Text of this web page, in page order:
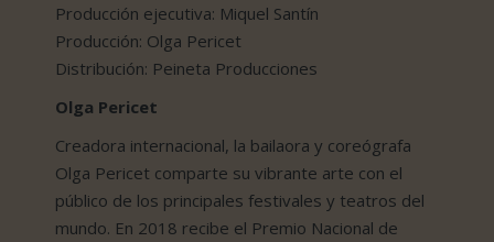
Producción ejecutiva: Miquel Santín
Producción: Olga Pericet
Distribución: Peineta Producciones
Olga Pericet
Creadora internacional, la bailaora y coreógrafa
Olga Pericet comparte su vibrante arte con el
público de los principales festivales y teatros del
mundo. En 2018 recibe el Premio Nacional de